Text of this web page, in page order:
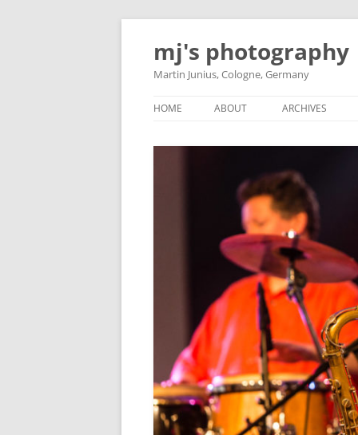
Skip
content
mj's photography
Martin Junius, Cologne, Germany
HOME ABOUT ARCHIVES